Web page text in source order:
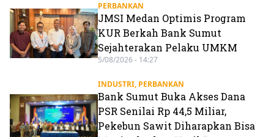
PERBANKAN
JMSI Medan Optimis Program
KUR Berkah Bank Sumut
Sejahterakan Pelaku UMKM
5/08/2026 - 14:27
INDUSTRI, PERBANKAN
Bank Sumut Buka Akses Dana
PSR Senilai Rp 44,5 Miliar,
Pekebun Sawit Diharapkan Bisa